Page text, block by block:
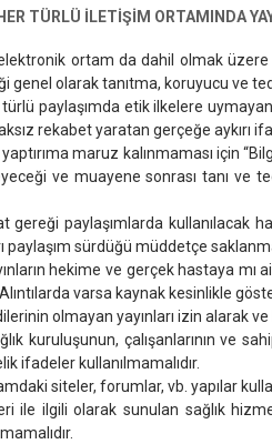
TÜRLÜ İLETİŞİM ORTAMINDA
ortam da dahil olmak
genel olarak tanıtma, koruyucu ve
paylaşımda etik ilkelere uymayan
rekabet yaratan gerçeğe aykırı
yaptırıma maruz kalınmaması için
ve muayene sonrası tanı ve
gereği paylaşımlarda kullanılacak
paylaşım sürdüğü müddetçe
hekime ve gerçek hastaya mı
varsa kaynak kesinlikle
olmayan yayınları izin alarak
kuruluşunun, çalışanlarının ve
ifadeler kullanılmamalıdır.
siteler, forumlar, vb. yapılar
ile ilgili olarak sunulan sağlık